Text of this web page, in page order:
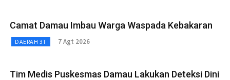
Camat Damau Imbau Warga Waspada Kebakaran
DAERAH 3T 7 Agt 2026
Tim Medis Puskesmas Damau Lakukan Deteksi Dini